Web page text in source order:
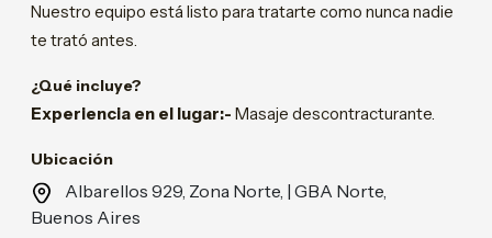
Nuestro equipo está listo para tratarte como nunca nadie
te trató antes.
¿Qué incluye?
Experiencia en el lugar:- Masaje descontracturante.
Ubicación
Albarellos 929, Zona Norte, | GBA Norte,
Buenos Aires